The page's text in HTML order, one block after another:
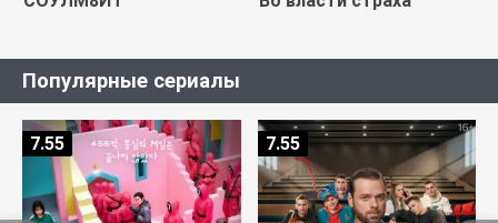
Популярные сериалы
7.55 7.55